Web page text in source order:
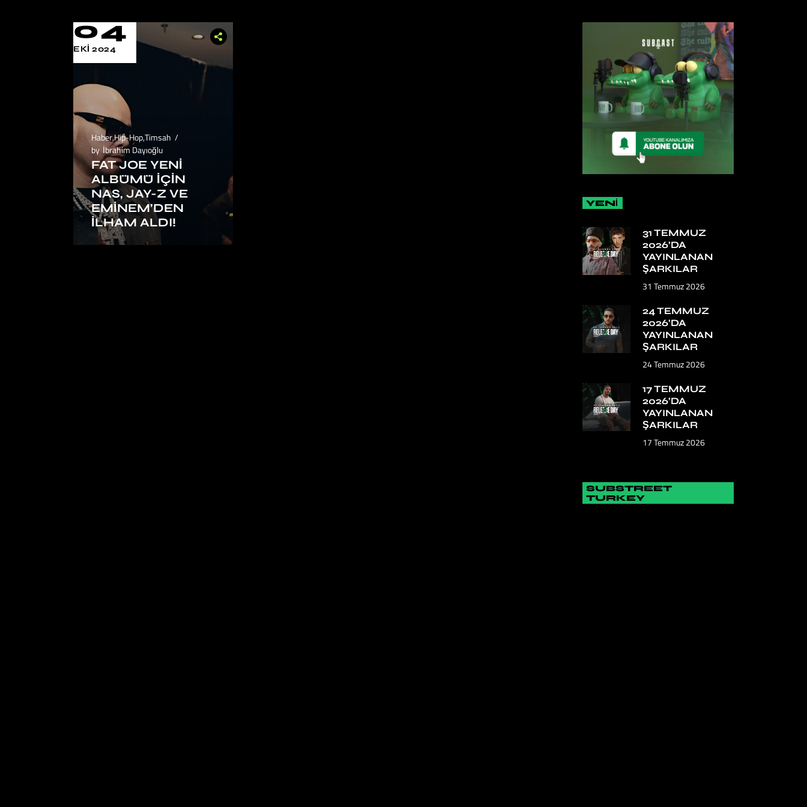
04
EKI 2024
Haber,Hip-Hop,Timsah
by İbrahim Dayıoğlu
FAT JOE YENI
ALBÜMÜ İÇIN
NAS, JAY-Z VE
EMINEM’DEN
İLHAM ALDI!
YENİ
31 TEMMUZ
2026’DA
YAYINLANAN
ŞARKILAR
31 Temmuz 2026
24 TEMMUZ
2026’DA
YAYINLANAN
ŞARKILAR
24 Temmuz 2026
17 TEMMUZ
2026’DA
YAYINLANAN
ŞARKILAR
17 Temmuz 2026
SUBSTREET
TURKEY